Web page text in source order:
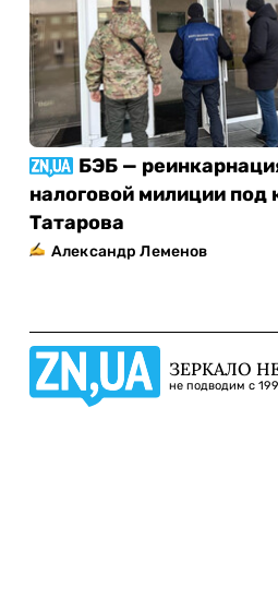
БЭБ —
налоговой милиции под
Татарова
Александр Леменов
ЗЕРКАЛО
не подводим с